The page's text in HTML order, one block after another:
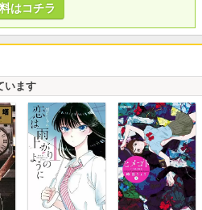
はコチラ
います